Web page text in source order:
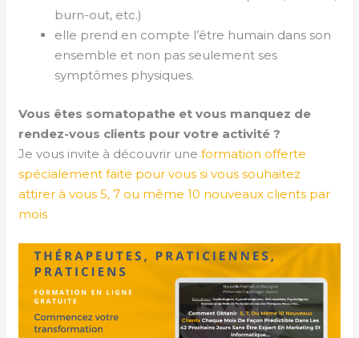
burn-out, etc.)
elle prend en compte l’être humain dans son
ensemble et non pas seulement ses
symptômes physiques.
Vous êtes somatopathe et vous manquez de
rendez-vous clients pour votre activité ?
Je vous invite à découvrir uneformation offerte
spécialement faite pour vous si vous souhaitez
attirer à vous 5, 7 ou même 10 nouveaux clients par
mois